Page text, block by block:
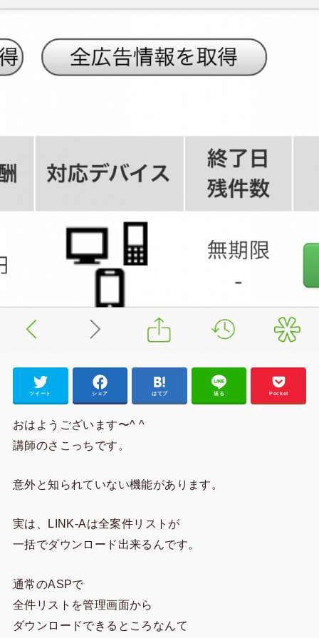
ツイート シェア はてブ 送る Pocket
おはようございます〜^ ^
講師のさこっちです。
意外と知られていない機能があります。
実は、LINK-Aは全案件リストが
一括でダウンロード出来るんです。
通常のASPで
全件リストを管理画面から
ダウンロードできるところなんて